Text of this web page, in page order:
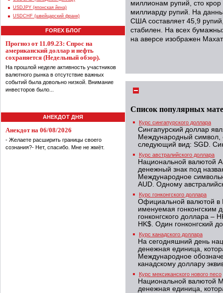
USDJPY (японская йена)
USDCHF (швейцарский франк)
FOREX БЛОГ
Прогноз от 11.09.23: Спрос на
американский доллар и нефть
сохраняется (Недельный обзор).
На прошлой неделе активность участников
валютного рынка в отсутствие важных
событий была довольно низкой. Внимание
инвесторов было...
АНЕКДОТ ДНЯ
Анекдот на 06/08/2026
- Желаете расширить границы своего
сознания?- Нет, спасибо. Мне не жмёт.
миллионам рупий, сто
миллиарду рупий. На
США составляет 45,9
стабилен. На всех
на аверсе изображен
Список популярных
Курс сингапурского доллара
Сингапурский доллар
Международный символ,
следующий вид: SGD.
Курс австралийского доллара
Национальной валютой
денежный знак под
Международное
AUD. Одному
Курс гонконгского доллара
Официальной валютой в
именуемая гонконгским
гонконгского доллара –
HK$. Один гонконгский
Курс канадского доллара
На сегодняшний день
денежная единица,
Международное
канадскому доллару
Курс мексиканского нового песо
Национальной валютой
денежная единица,